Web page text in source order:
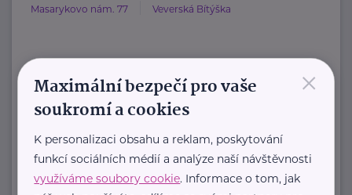
Masarykovo nám. 77 Veverská Bítýška
HARTMANN je odborník na
zdravotnické pomůcky a hygienická
Zaměřuje ...
https://hartmanndirect.com/cs-cz
×
Maximální bezpečí pro vaše
soukromí a cookies
K personalizaci obsahu a reklam, poskytování
funkcí sociálních médií a analýze naší návštěvnosti
využíváme soubory cookie. Informace o tom, jak